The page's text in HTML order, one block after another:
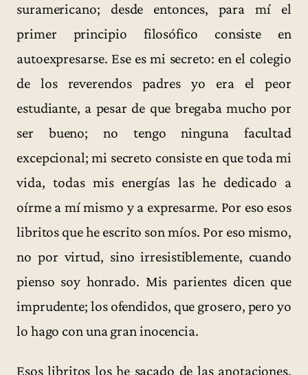
suramericano; desde entonces, para mí el
primer principio filosófico consiste en
autoexpresarse. Ese es mi secreto: en el colegio
de los reverendos padres yo era el peor
estudiante, a pesar de que bregaba mucho por
ser bueno; no tengo ninguna facultad
excepcional; mi secreto consiste en que toda mi
vida, todas mis energías las he dedicado a
oírme a mí mismo y a expresarme. Por eso esos
libritos que he escrito son míos. Por eso mismo,
no por virtud, sino irresistiblemente, cuando
pienso soy honrado. Mis parientes dicen que
imprudente; los ofendidos, que grosero, pero yo
lo hago con una gran inocencia.
Esos libritos los he sacado de las anotaciones,